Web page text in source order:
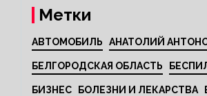
Метки
АВТОМОБИЛЬ АНАТОЛИЙ
БЕЛГОРОДСКАЯ ОБЛАСТЬ
БИЗНЕС БОЛЕЗНИ И ЛЕКАРСТВА